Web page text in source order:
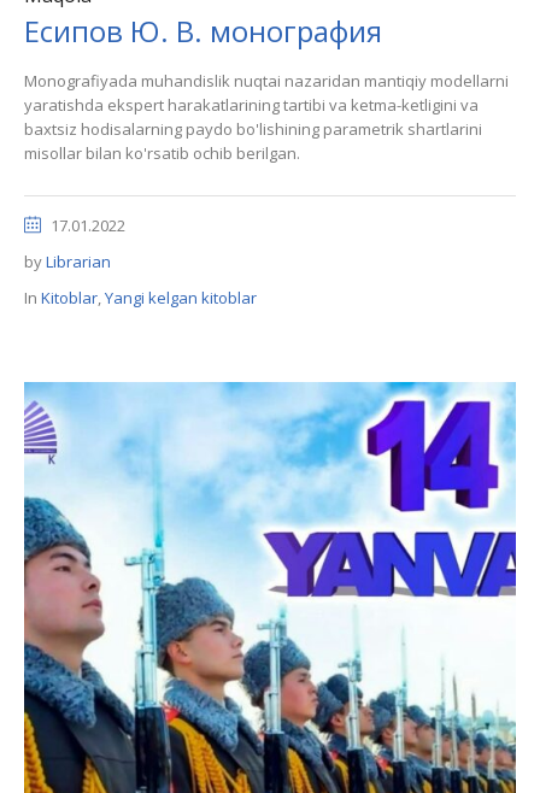
Есипов Ю. В. монография
Monografiyada muhandislik nuqtai nazaridan mantiqiy modellarni
yaratishda ekspert harakatlarining tartibi va ketma-ketligini va
baxtsiz hodisalarning paydo bo'lishining parametrik shartlarini
misollar bilan ko'rsatib ochib berilgan.
17.01.2022
byLibrarian
In Kitoblar,Yangi kelgan kitoblar